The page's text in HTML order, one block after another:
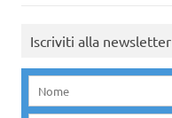
Iscriviti alla newsletter